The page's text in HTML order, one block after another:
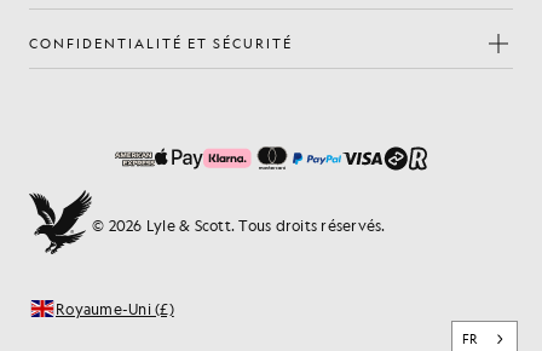
CONFIDENTIALITÉ ET SÉCURITÉ
© 2026 Lyle & Scott. Tous droits réservés.
Royaume-Uni (£)
FR